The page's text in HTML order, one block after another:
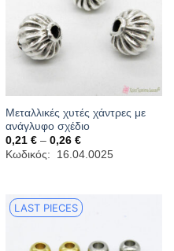
Μεταλλικές χυτές χάντρες με
ανάγλυφο σχέδιο
0,21 € – 0,26 €Price
range:
0,21 €
Κωδικός: 16.04.0025
LAST PIECES